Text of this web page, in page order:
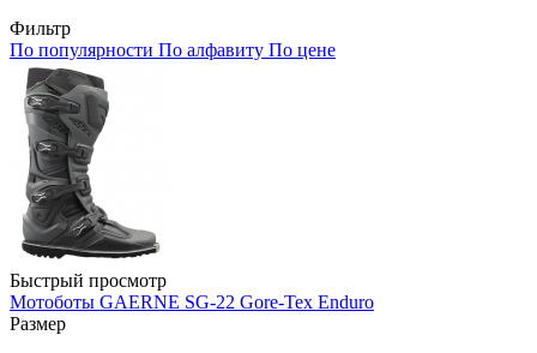
Фильтр
По популярности По алфавиту По цене
Быстрый просмотр
Мотоботы GAERNE SG-22 Gore-Tex Enduro
Размер